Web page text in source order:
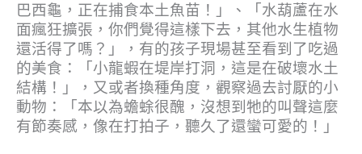
巴西龜，正在捕食本土魚苗！」、「水葫蘆在水
面瘋狂擴張，你們覺得這樣下去，其他水生植物
還活得了嗎？」，有的孩子現場甚至看到了吃過
的美食：「小龍蝦在堤岸打洞，這是在破壞水土
結構！」，又或者換種角度，觀察過去討厭的小
動物：「本以為蟾蜍很醜，沒想到牠的叫聲這麼
有節奏感，像在打拍子，聽久了還蠻可愛的！」